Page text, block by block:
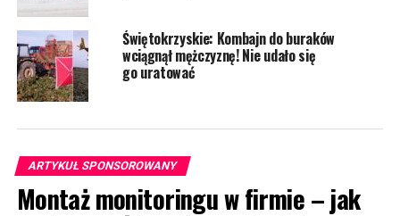
Świętokrzyskie: Kombajn do buraków
wciągnął mężczyznę! Nie udało się
go uratować
ARTYKUŁ SPONSOROWANY
Montaż monitoringu w firmie – jak